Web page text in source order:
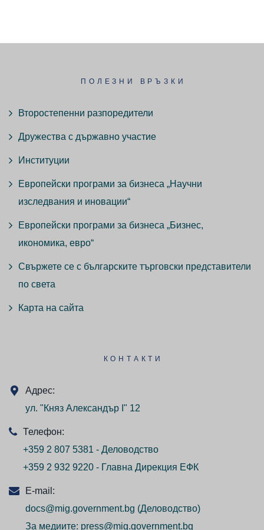
ПОЛЕЗНИ ВРЪЗКИ
Второстепенни разпоредители
Дружества с държавно участие
Институции
Европейски програми за бизнеса „Научни
изследвания и иновации“
Европейски програми за бизнеса „Бизнес,
икономика, евро“
Свържете се с българските търговски представители
по света
Карта на сайта
КОНТАКТИ
Адрес:
ул. "Княз Александър I" 12
Телефон:
+359 2 807 5381 - Деловодство
+359 2 932 9220 - Главна Дирекция ЕФК
E-mail:
docs@mig.government.bg (Деловодство)
За медиите: press@mig.government.bg